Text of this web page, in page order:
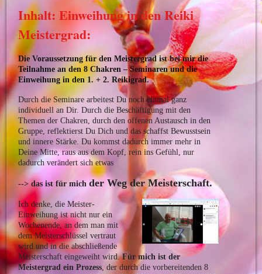
Inhalt: Einweihung in den Reiki
Meistergrad:
Die Voraussetzung für den Meistergrad ist bei mir die
Teilnahme an den 8 Chakren – Seminarenunddie
Einweihung in den 1. + 2. Reikigrad.
Durch die Seminare arbeitest Du noch einmal ganz
individuell an Dir. Durch die Beschäftigung mit den
Themen der Chakren, durch den offenen Austausch in den
Gruppe, reflektierst Du Dich und das schaffst Bewusstsein
und innere Stärke. Du kommst dadurch immer mehr in
Deine Mitte, raus aus dem Kopf, rein ins Gefühl, nur
dadurch verändert sich etwas
--> das ist für michder Weg der Meisterschaft.
Ich denke, die Meister-
Einweihung ist nicht nur ein
Wochenende, an dem man mit
dem Meisterschlüssel vertraut
wird und in die abschließende
Meisterschaft eingeweiht wird.Für mich ist der
Meistergrad ein Prozess, der durch die vorbereitenden 8